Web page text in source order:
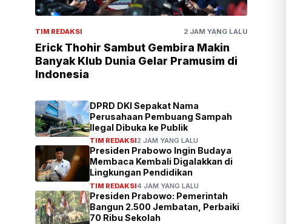
TIM REDAKSI 2 JAM YANG LALU
Erick Thohir Sambut Gembira Makin
Banyak Klub Dunia Gelar Pramusim di
Indonesia
DPRD DKI Sepakat Nama
Perusahaan Pembuang Sampah
Ilegal Dibuka ke Publik
TIM REDAKSI2 JAM YANG LALU
Presiden Prabowo Ingin Budaya
Membaca Kembali Digalakkan di
Lingkungan Pendidikan
TIM REDAKSI4 JAM YANG LALU
Presiden Prabowo: Pemerintah
Bangun 2.500 Jembatan, Perbaiki
70 Ribu Sekolah